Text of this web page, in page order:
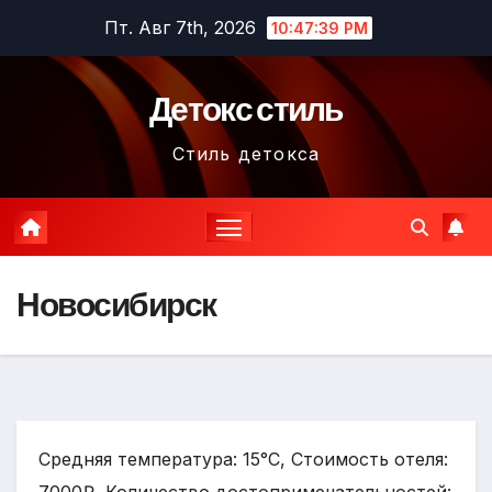
содержимому
Пт. Авг 7th, 2026 10:47:39 PM
Детокс стиль
Стиль детокса
Новосибирск
Средняя температура: 15°C, Стоимость отеля: